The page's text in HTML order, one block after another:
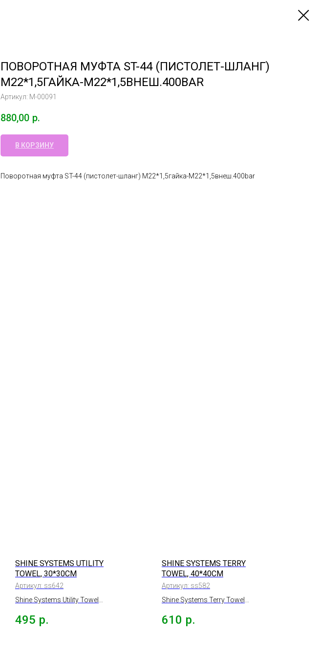
ПОВОРОТНАЯ МУФТА ST-44 (ПИСТОЛЕТ-ШЛАНГ)
М22*1,5ГАЙКА-М22*1,5ВНЕШ.400BAR
Артикул: М-00091
880,00 р.
В КОРЗИНУ
Поворотная муфта ST-44 (пистолет-шланг) М22*1,5гайка-М22*1,5внеш.400bar
SHINE SYSTEMS UTILITY
TOWEL, 30*30СМ
Артикул: ss642
Shine Systems Utility Towel
10шт., 30*30см.
495 р.
SHINE SYSTEMS TERRY
TOWEL, 40*40СМ
Артикул: ss582
Shine Systems Terry Towel
6шт., 40*40см.
610 р.